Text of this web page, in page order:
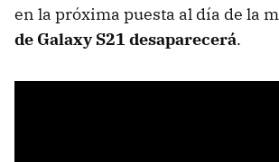
en la próxima puesta al día de la
de Galaxy S21 desaparecerá.